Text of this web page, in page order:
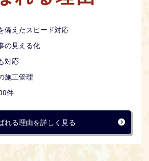
備えたスピード対応
の見える化
対応
施工管理
件
れる理由を詳しく見る